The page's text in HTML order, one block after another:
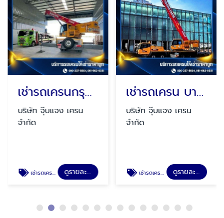
เช่ารถเครนกรุงเทพ
บริษัท จุ๊บแจง เครน
จำกัด
เช่ารถเครนกรุงเทพ ดูรายละเอียด
เช่ารถเครน บางบ่อ
บริษัท จุ๊บแจง เครน
จำกัด
เช่ารถเครนบางบ่อ ดูรายละเอียด